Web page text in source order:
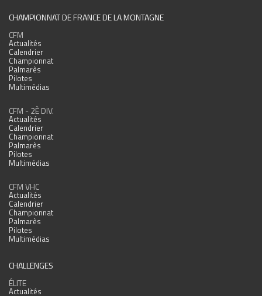
CHAMPIONNAT DE FRANCE DE LA MONTAGNE
CFM
Actualités
Calendrier
Championnat
Palmarès
Pilotes
Multimédias
CFM - 2È DIV.
Actualités
Calendrier
Championnat
Palmarès
Pilotes
Multimédias
CFM VHC
Actualités
Calendrier
Championnat
Palmarès
Pilotes
Multimédias
CHALLENGES
ÉLITE
Actualités